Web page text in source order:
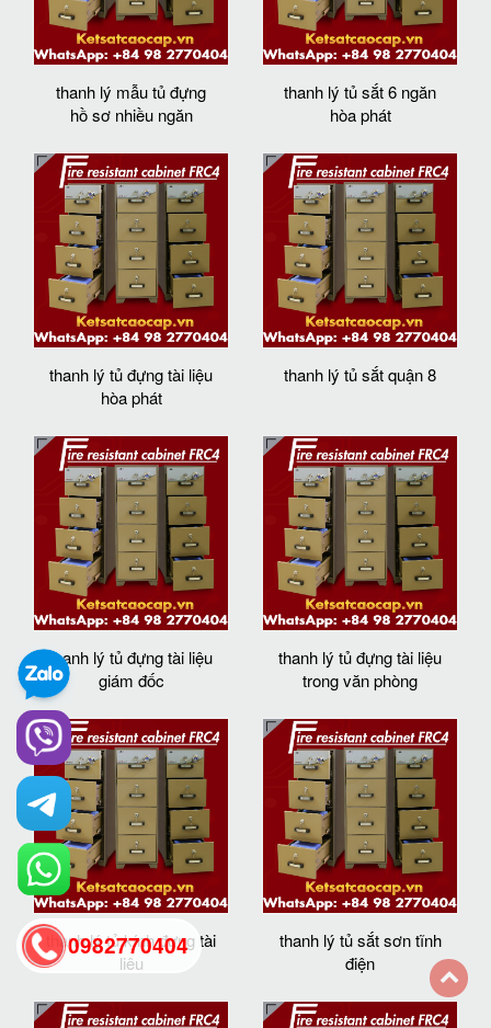
thanh lý mẫu tủ đựng
hồ sơ nhiều ngăn
thanh lý tủ sắt 6 ngăn
hòa phát
thanh lý tủ đựng tài liệu
hòa phát
thanh lý tủ sắt quận 8
thanh lý tủ đựng tài liệu
giám đốc
thanh lý tủ đựng tài liệu
trong văn phòng
thanh lý tủ kính đựng tài
liệu
thanh lý tủ sắt sơn tĩnh
điện
0982770404
back